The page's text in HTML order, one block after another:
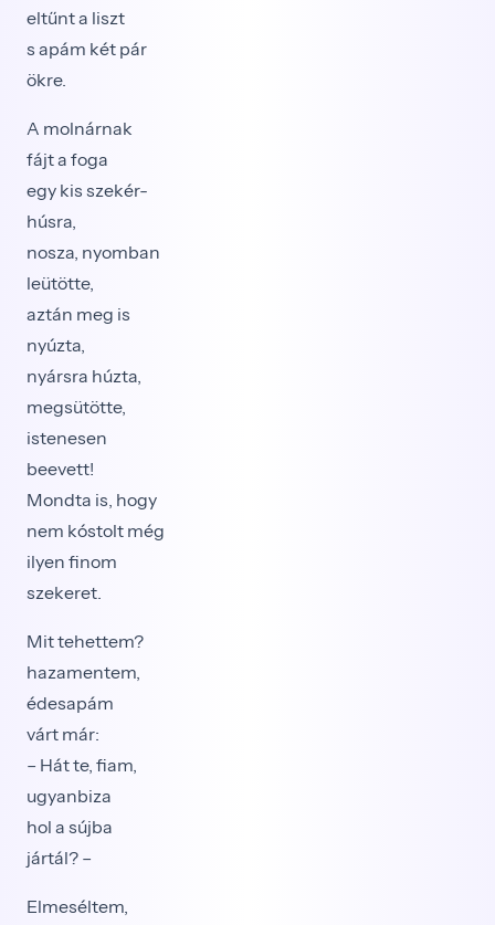
eltűnt a liszt
s apám két pár
ökre.
A molnárnak
fájt a foga
egy kis szekér-
húsra,
nosza, nyomban
leütötte,
aztán meg is
nyúzta,
nyársra húzta,
megsütötte,
istenesen
beevett!
Mondta is, hogy
nem kóstolt még
ilyen finom
szekeret.
Mit tehettem?
hazamentem,
édesapám
várt már:
– Hát te, fiam,
ugyanbiza
hol a sújba
jártál? –
Elmeséltem,